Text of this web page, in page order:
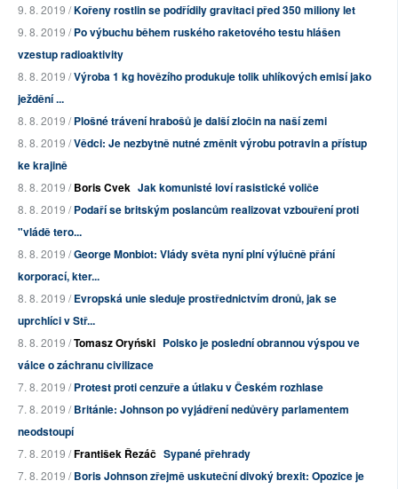
9. 8. 2019 /Kořeny rostlin se podřídily gravitaci před 350 miliony let
9. 8. 2019 /Po výbuchu během ruského raketového testu hlášen
vzestup radioaktivity
8. 8. 2019 /Výroba 1 kg hovězího produkuje tolik uhlíkových emisí jako
ježdění ...
8. 8. 2019 /Plošné trávení hrabošů je další zločin na naší zemi
8. 8. 2019 /Vědci: Je nezbytně nutné změnit výrobu potravin a přístup
ke krajině
8. 8. 2019 /Boris Cvek Jak komunisté loví rasistické voliče
8. 8. 2019 /Podaří se britským poslancům realizovat vzbouření proti
"vládě tero...
8. 8. 2019 /George Monbiot: Vlády světa nyní plní výlučně přání
korporací, kter...
8. 8. 2019 /Evropská unie sleduje prostřednictvím dronů, jak se
uprchlíci v Stř...
8. 8. 2019 /Tomasz Oryński Polsko je poslední obrannou výspou ve
válce o záchranu civilizace
7. 8. 2019 /Protest proti cenzuře a útlaku v Českém rozhlase
7. 8. 2019 /Británie: Johnson po vyjádření nedůvěry parlamentem
neodstoupí
7. 8. 2019 /František Řezáč Sypané přehrady
7. 8. 2019 /Boris Johnson zřejmě uskuteční divoký brexit: Opozice je